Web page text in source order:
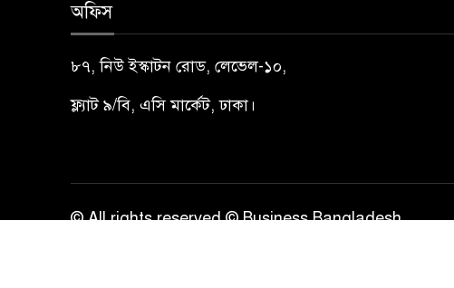
অফিস
৮৭, নিউ ইস্কাটন রোড, লেভেল-১০,
ফ্ল্যাট ৯/বি, এসি মার্কেট, ঢাকা।
© All rights reserved © Business Bangladesh